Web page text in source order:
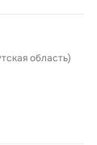
область)